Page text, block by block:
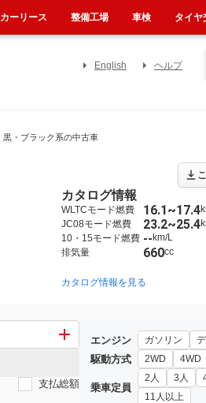
English ヘルプ
黒・ブラック系の中古車
カタログ情報
WLTCモード燃費 16.1~17.4
JC08モード燃費
23.2~25.4
10・15モード燃費 -- km/L
排気量
660cc
カタログ情報を見る
支払総額
エンジン ガソリン
駆動方式 2WD 4WD
乗車定員
2人 3人
11人以上
カーリース 整備工場 車検 タイヤ